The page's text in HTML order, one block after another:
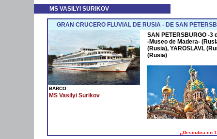
MS VASILYI SURIKOV
GRAN CRUCERO FLUVIAL DE RUSIA - DE SAN
BARCO:
MS Vasilyi Surikov
SAN PETERSBURGO -3
-Museo de Madera-
(Rusia), YAROSLAVL
(Rusia)
¡¡Descubra